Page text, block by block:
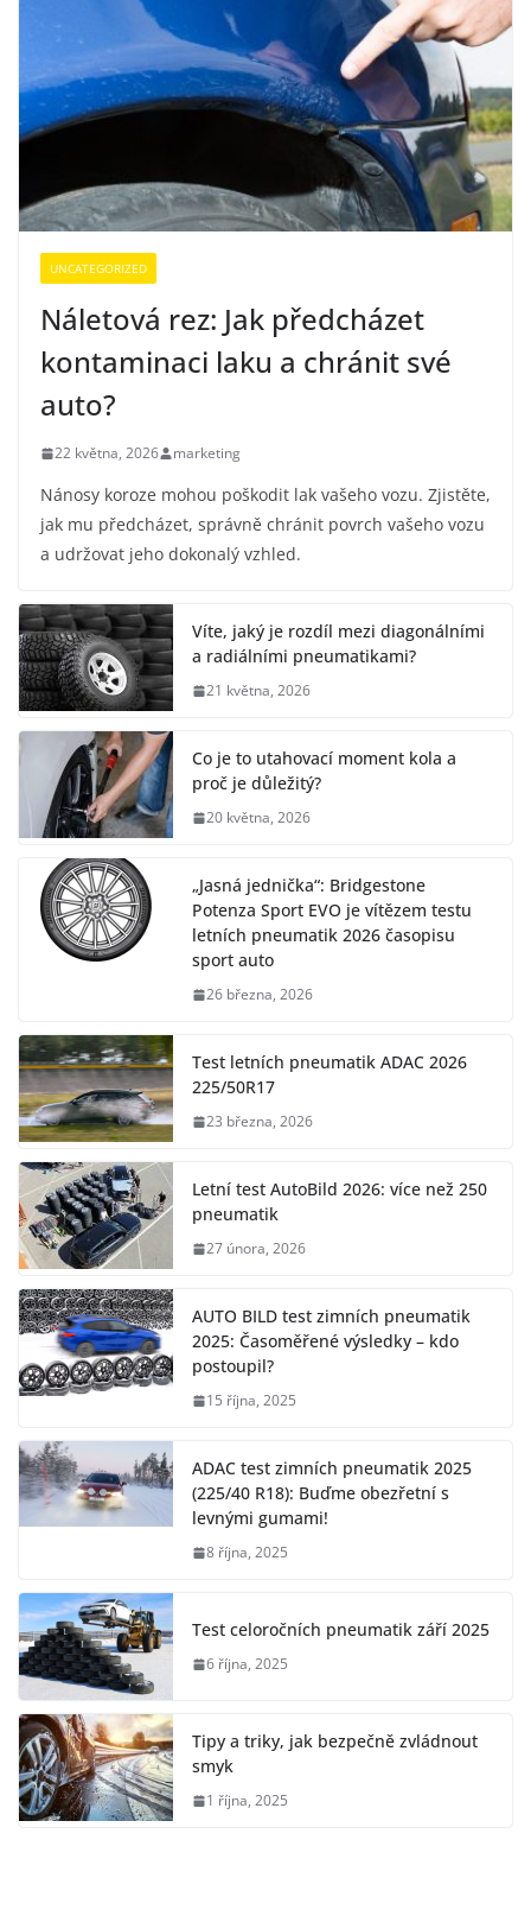
UNCATEGORIZED
Náletová rez: Jak předcházet
kontaminaci laku a chránit své
auto?
22 května, 2026 marketing
Nánosy koroze mohou poškodit lak vašeho vozu. Zjistěte,
jak mu předcházet, správně chránit povrch vašeho vozu
a udržovat jeho dokonalý vzhled.
Víte, jaký je rozdíl mezi diagonálními
a radiálními pneumatikami?
21 května, 2026
Co je to utahovací moment kola a
proč je důležitý?
20 května, 2026
„Jasná jednička“: Bridgestone
Potenza Sport EVO je vítězem testu
letních pneumatik 2026 časopisu
sport auto
26 března, 2026
Test letních pneumatik ADAC 2026
225/50R17
23 března, 2026
Letní test AutoBild 2026: více než 250
pneumatik
27 února, 2026
AUTO BILD test zimních pneumatik
2025: Časoměřené výsledky – kdo
postoupil?
15 října, 2025
ADAC test zimních pneumatik 2025
(225/40 R18): Buďme obezřetní s
levnými gumami!
8 října, 2025
Test celoročních pneumatik září 2025
6 října, 2025
Tipy a triky, jak bezpečně zvládnout
smyk
1 října, 2025